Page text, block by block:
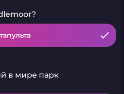
в мире парк